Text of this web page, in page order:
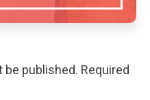
be published. Required